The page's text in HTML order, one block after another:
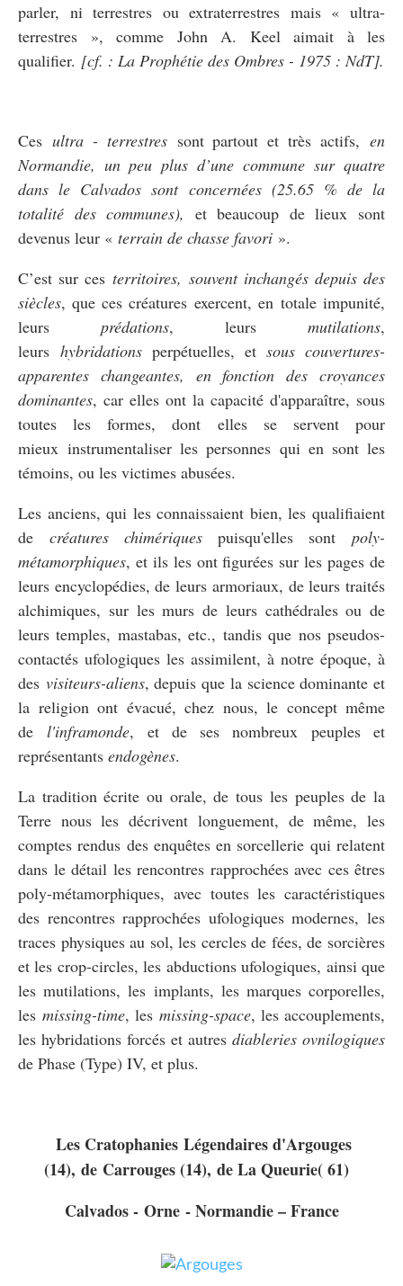
parler, ni terrestres ou extraterrestres mais « ultra-
terrestres », comme John A. Keel aimait à les
qualifier. [cf. : La Prophétie des Ombres - 1975 : NdT].
Ces ultra - terrestressont partout et très actifs,en
Normandie, un peu plus d’une commune sur quatre
dans le Calvados sont concernées (25.65 % de la
totalité des communes), et beaucoup de lieux sont
devenus leur « terrain de chasse favori ».
C’est sur cesterritoires, souvent inchangés depuis des
siècles, que ces créatures exercent, en totale impunité,
leursprédations, leursmutilations,
leurs hybridationsperpétuelles, etsous couvertures-
apparentes changeantes, en fonction des croyances
dominantes, car elles ont la capacité d'apparaître, sous
toutes les formes, dont elles se servent pour
mieux instrumentaliser les personnes qui en sont les
témoins, ou les victimes abusées.
Les anciens, qui les connaissaient bien, les qualifiaient
de créatures chimériquespuisqu'elles sontpoly-
métamorphiques, et ils les ont figurées sur les pages de
leurs encyclopédies, de leurs armoriaux, de leurs traités
alchimiques, sur les murs de leurs cathédrales ou de
leurs temples, mastabas, etc., tandis que nos pseudos-
contactés ufologiques les assimilent, à notre époque, à
des visiteurs-aliens, depuis que la science dominante et
la religion ont évacué, chez nous, le concept même
del'inframonde, et de ses nombreux peuples et
représentants endogènes.
La tradition écrite ou orale, de tous les peuples de la
Terre nous les décrivent longuement, de même, les
comptes rendus des enquêtes en sorcellerie qui relatent
dans le détail les rencontres rapprochées avec ces êtres
poly-métamorphiques, avec toutes les caractéristiques
des rencontres rapprochées ufologiques modernes, les
traces physiques au sol, les cercles de fées, de sorcières
et les crop-circles, les abductions ufologiques, ainsi que
les mutilations, les implants, les marques corporelles,
les missing-time, les missing-space, les accouplements,
les hybridations forcés et autres diableries ovnilogiques
de Phase (Type) IV, et plus.
Les Cratophanies Légendaires d'Argouges
(14), de Carrouges (14), de La Queurie( 61)
Calvados - Orne - Normandie – France